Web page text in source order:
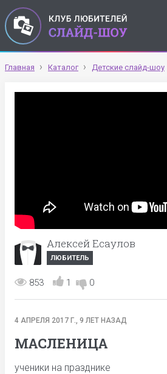
Главная Каталог Детские слайд-шоу
Алексей Есаулов
ЛЮБИТЕЛЬ
853 1 0
4 АПРЕЛЯ 2017 Г., 9 ЛЕТ НАЗАД
МАСЛЕНИЦА
ученики на празднике